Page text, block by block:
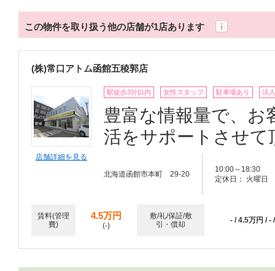
この物件を取り扱う他の店舗が1店あります
(株)常口アトム函館五稜郭店
店舗詳細を見る
駅徒歩3分以内 女性スタッフ 駐車場あり 法
豊富な情報量で、お
活をサポートさせて
北海道函館市本町 29-20
10:00～18:30
定休日： 火曜日
賃料(管理
費)
4.5万円
(-)
敷/礼/保証/敷
引・償却
- / 4.5万円 / -